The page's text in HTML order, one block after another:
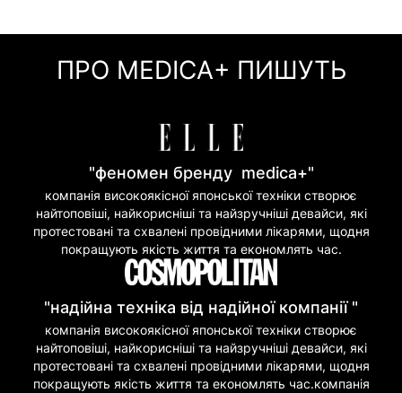
ПРО MEDICA+ ПИШУТЬ
"феномен бренду medica+"
компанія високоякісної японської техніки створює
найтоповіші, найкорисніші та найзручніші девайси, які
протестовані та схвалені провідними лікарями, щодня
покращують якість життя та економлять час.
"надійна техніка від надійної компанії "
компанія високоякісної японської техніки створює
найтоповіші, найкорисніші та найзручніші девайси, які
протестовані та схвалені провідними лікарями, щодня
покращують якість життя та економлять час.компанія